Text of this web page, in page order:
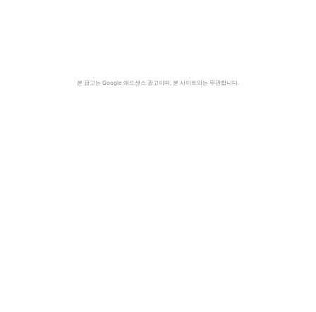
본 광고는 Google 애드센스 광고이며, 본 사이트와는 무관합니다.